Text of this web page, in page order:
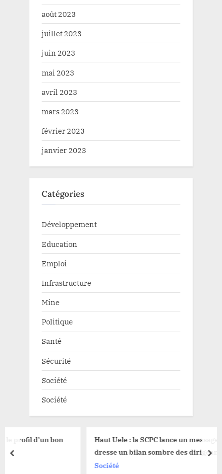
août 2023
juillet 2023
juin 2023
mai 2023
avril 2023
mars 2023
février 2023
janvier 2023
Catégories
Développement
Education
Emploi
Infrastructure
Mine
Politique
Santé
Sécurité
Société
Société
Haut Uele : la SCPC lance un message fort des
dresse un bilan sombre des dirigeants
prev